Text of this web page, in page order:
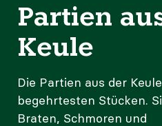
Partien
Keule
Die Partien aus der
begehrtesten Stücken.
Braten, Schmoren und